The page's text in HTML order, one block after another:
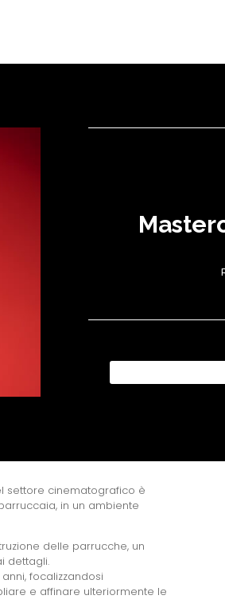
settore cinematografico è
in un ambiente
delle parrucche, un
dettagli.
focalizzandosi
e affinare ulteriormente le